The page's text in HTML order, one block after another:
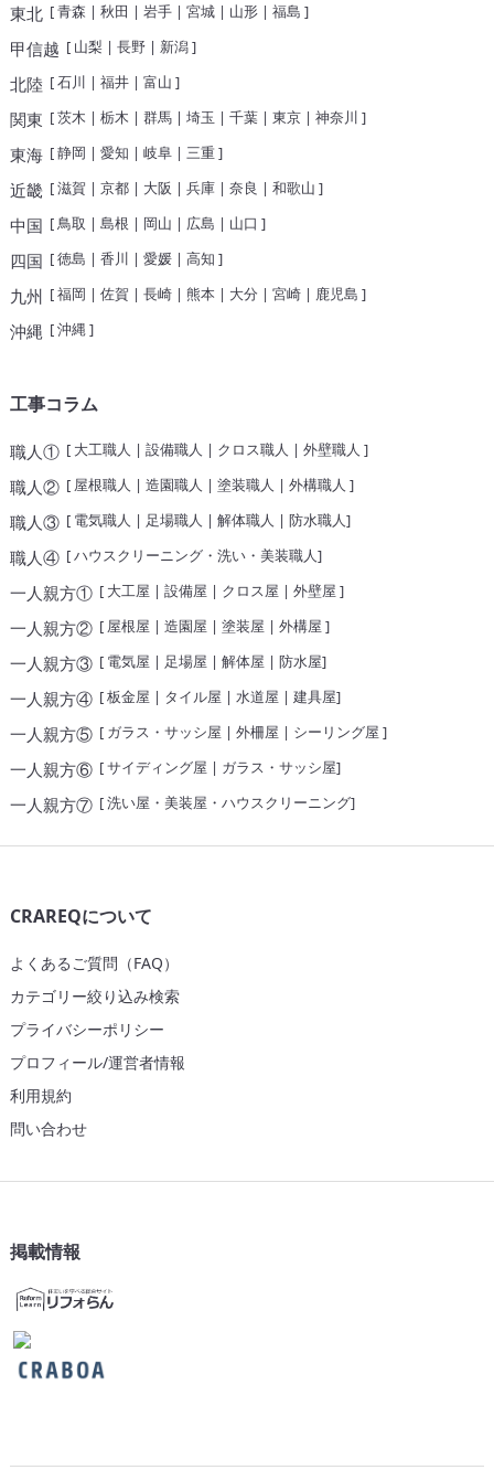
東北 [青森 | 秋田 | 岩手| 宮城| 山形| 福島 ]
甲信越 [ 山梨 | 長野| 新潟]
北陸 [石川 | 福井| 富山 ]
関東 [茨木 | 栃木 | 群馬| 埼玉 | 千葉| 東京| 神奈川 ]
東海[静岡 | 愛知 | 岐阜| 三重]
近畿[滋賀 | 京都| 大阪 | 兵庫| 奈良 | 和歌山 ]
中国 [鳥取 | 島根 | 岡山 | 広島 | 山口 ]
四国 [徳島 | 香川 | 愛媛| 高知 ]
九州 [福岡 | 佐賀 | 長崎| 熊本| 大分 | 宮崎| 鹿児島 ]
沖縄 [沖縄]
工事コラム
職人①[ 大工職人 | 設備職人 | クロス職人 | 外壁職人 ]
職人②[ 屋根職人 | 造園職人 | 塗装職人 | 外構職人 ]
職人③[ 電気職人 | 足場職人 | 解体職人 | 防水職人]
職人④[ハウスクリーニング・洗い・美装職人]
一人親方①[ 大工屋 | 設備屋 | クロス屋 | 外壁屋 ]
一人親方②[ 屋根屋 | 造園屋 | 塗装屋 | 外構屋 ]
一人親方③[ 電気屋 | 足場屋 | 解体屋 | 防水屋]
一人親方④[板金屋 | タイル屋 | 水道屋 | 建具屋]
一人親方⑤[ ガラス・サッシ屋 | 外柵屋 | シーリング屋 ]
一人親方⑥[サイディング屋 | ガラス・サッシ屋]
一人親方⑦[洗い屋・美装屋・ハウスクリーニング]
CRAREQについて
よくあるご質問（FAQ）
カテゴリー絞り込み検索
プライバシーポリシー
プロフィール/運営者情報
利用規約
問い合わせ
掲載情報